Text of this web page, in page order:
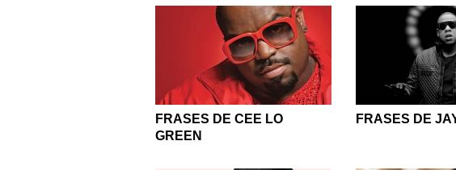
FRASES DE CEE LO
GREEN
FRASES DE